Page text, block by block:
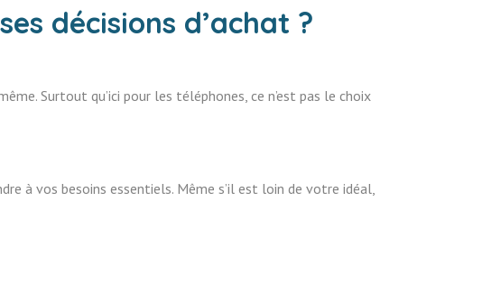
décisions d’achat ?
Surtout qu’ici pour les téléphones, ce n’est pas le choix
à vos besoins essentiels. Même s’il est loin de votre idéal,